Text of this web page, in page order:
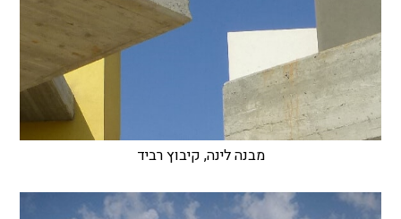
מבנה לינה, קיבוץ רביד